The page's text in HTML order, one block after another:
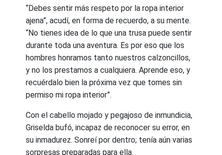
“Debes sentir más respeto por la ropa interior
ajena”, acudí, en forma de recuerdo, a su mente.
“No tienes idea de lo que una trusa puede sentir
durante toda una aventura. Es por eso que los
hombres honramos tanto nuestros calzoncillos,
y no los prestamos a cualquiera. Aprende eso, y
recuérdalo bien la próxima vez que tomes sin
permiso mi ropa interior”.
Con el cabello mojado y pegajoso de inmundicia,
Griselda bufó, incapaz de reconocer su error, en
su inmadurez. Sonreí por dentro; tenía aún varias
sorpresas preparadas para ella.